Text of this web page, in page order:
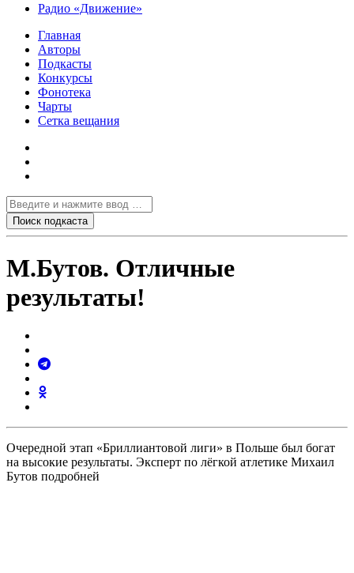
Радио «Движение»
Главная
Авторы
Подкасты
Конкурсы
Фонотека
Чарты
Сетка вещания
М.Бутов. Отличные
результаты!
Очередной этап «Бриллиантовой лиги» в Польше был богат
на высокие результаты. Эксперт по лёгкой атлетике Михаил
Бутов подробней